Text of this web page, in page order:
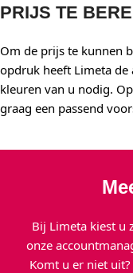
PRIJS TE
Om de prijs te kunnen
opdruk heeft Limeta de
kleuren van u nodig.
graag een passend
Bij Limeta kiest u
onze
Komt u er niet